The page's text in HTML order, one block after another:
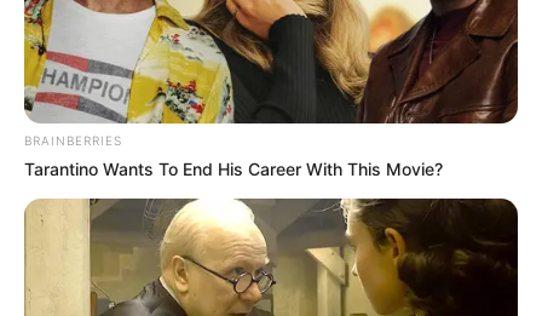
ΣΤΗΡΙΞΤΕ ΤΗΝ ΠΡΟΣΠΑΘΕΙΑ ΜΑΣ.. ΜΗΝ
ΑΦΗΣΕΤΕ ΝΑ ΚΛΕΙΣΕΙ ΑΥΤΟ ΤΟ ΙΣΤΟΛΟΓΙΟ…
ΒΟΗΘΕΙΣΤΕ ΜΑΣ ΚΑΝΟΝΤΑΣ ΜΙΑ
ΔΩΡΕΑ..ΠΑΤΗΣΤΕ ΤΟ ΚΟΥΜΠΙ “DONATE”
ΠΑΡΑΚΑΤΩ
προχωρήσει η διαδικασία με το DONATE, ΔΕΝ
πρέπει να τσεκάρετε το κουτί που σας ζητάει να
διατηρήσει τα στοιχεία σας)… ΕΑΝ ΚΑΠΟΙΟΙ ΔΕΝ
ΘΕΛΕΤΕ ΝΑ ΔΩΣΕΤΕ ΣΤΟΙΧΕΙΑ ΤΗΣ ΚΑΡΤΑΣ
ΣΑΣ ΣΤΟ ΔΙΑΔΙΚΤΥΟ, Η ΑΠΛΑ ΔΕΝ ΤΑ
BRAINBERRIES
Tarantino Wants To End His Career With This Movie?